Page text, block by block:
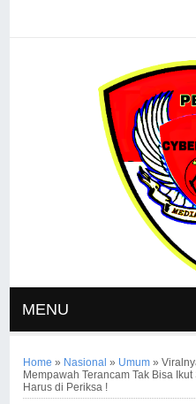
MENU
Home » Nasional » Umum »
Mempawah Terancam Tak Bisa
Harus di Periksa !